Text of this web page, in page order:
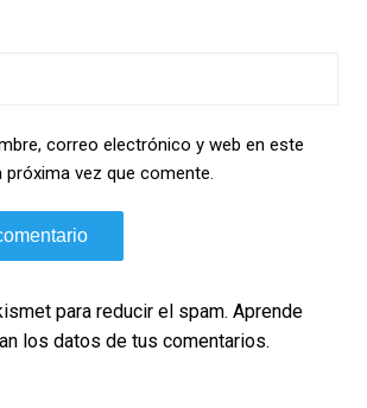
correo electrónico y web en este
próxima vez que comente.
para reducir el spam. Aprende
los datos de tus comentarios.